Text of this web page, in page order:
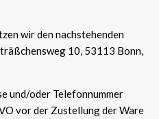
wir den nachstehenden
10, 53113 Bonn,
und/oder Telefonnummer
vor der Zustellung der Ware